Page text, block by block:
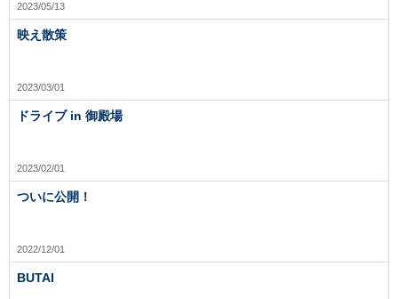
2023/05/13
映え散策
2023/03/01
ドライブ in 御殿場
2023/02/01
ついに公開！
2022/12/01
BUTAI